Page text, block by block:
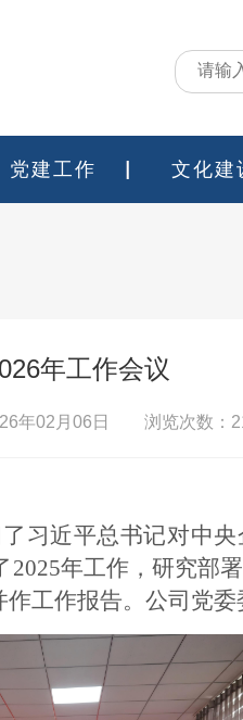
党建工作 文化建
年工作会议
年02月06日 浏览次数：
习近平总书记对中
年工作，研究部
工作报告。公司党委